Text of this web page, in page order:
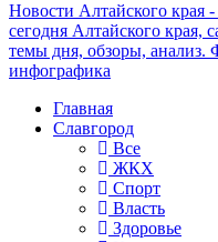
Новости Алтайского края
сегодня Алтайского края,
темы дня, обзоры, анализ.
инфографика
Главная
Славгород
Все
ЖКХ
Спорт
Власть
Здоровье